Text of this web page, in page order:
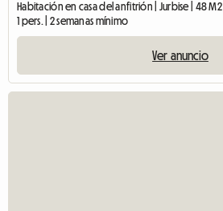
Habitación en casa del anfitrión | Jurbise | 48 M2
1 pers. | 2 semanas mínimo
Ver anuncio